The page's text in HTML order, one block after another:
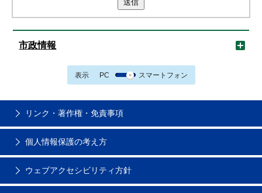
送信
市政情報
表示 PC スマートフォン
リンク・著作権・免責事項
個人情報保護の考え方
ウェブアクセシビリティ方針